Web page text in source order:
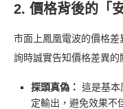
2. 價格背後的「
市面上鳳凰電波的價格
詢時誠實告知價格差異的
探頭真偽： 這是基本
定輸出，避免效果不